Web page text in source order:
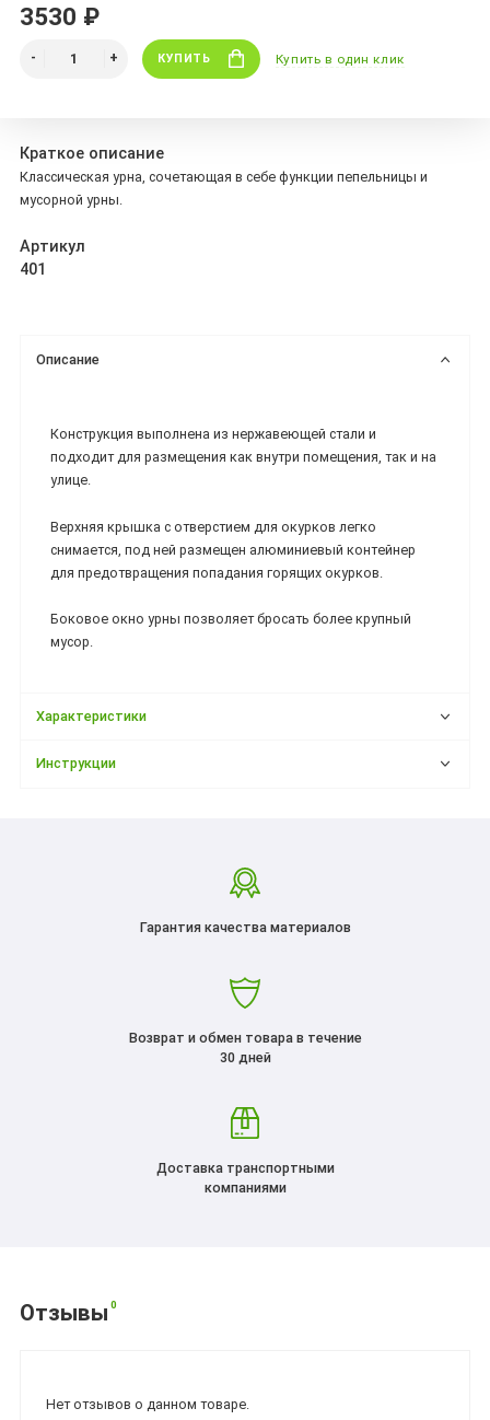
3530 ₽
КУПИТЬ Купить в один клик
Краткое описание
Классическая урна, сочетающая в себе функции пепельницы и
мусорной урны.
Артикул
401
Описание
Конструкция выполнена из нержавеющей стали и
подходит для размещения как внутри помещения, так и на
улице.
Верхняя крышка с отверстием для окурков легко
снимается, под ней размещен алюминиевый контейнер
для предотвращения попадания горящих окурков.
Боковое окно урны позволяет бросать более крупный
мусор.
Характеристики
Инструкции
Гарантия качества материалов
Возврат и обмен товара в течение
30 дней
Доставка транспортными
компаниями
Отзывы 0
Нет отзывов о данном товаре.